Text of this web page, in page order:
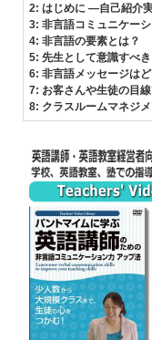
2: はじめに ―自己紹介
3: 非言語コミュニケー
4: 非言語の要素とは？
5: 先生として意識すべ
6: 非言語メッセージは
7: お客さんや生徒の目
8: クラスルームマネジ